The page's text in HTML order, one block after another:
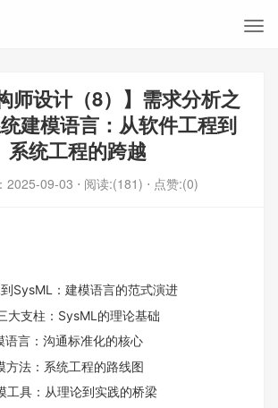
师设计（8）】需求分析之
建模语言：从软件工程到
系统工程的跨越
2025-09-03 ⋅ 阅读:(181) ⋅ 点赞:(0)
SysML：建模语言的范式演进
大支柱：SysML的理论基础
语言：沟通标准化的核心
方法：系统工程的路线图
工具：从理论到实践的桥梁